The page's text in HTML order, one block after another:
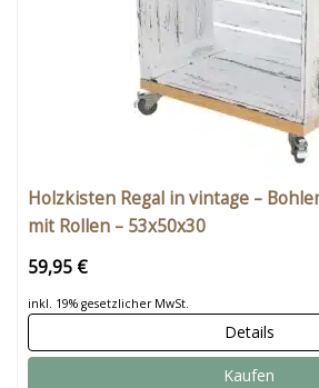
Holzkisten Regal in vintage –
mit Rollen – 53x50x30
59,95 €
inkl. 19% gesetzlicher MwSt.
Details
Kaufen